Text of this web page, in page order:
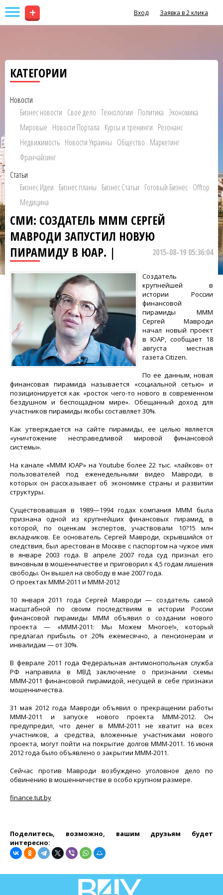
+ Вход Заявка в 2 клика
КАТЕГОРИИ
Новости
Бизнес новости Свое дело Технологии Политика Экономика
Мировые Новости Портала Курсы и тренинги Резонанс
Недвижимость Новости Украины Общество Маркетинг
Франчайзинг
Статьи
Бизнес Идеи Бизнес планы Бизнес Статьи Готовый Бизнес Offtop
Медицина
СМИ: СОЗДАТЕЛЬ МММ СЕРГЕЙ
МАВРОДИ ЗАПУСТИЛ НОВУЮ
ПИРАМИДУ В ЮАР. |
2015-08-19 05:36:04
Создатель
крупнейшей в
истории России
финансовой
пирамиды МММ
Сергей Мавроди
начал новый проект
в ЮАР, сообщает 18
августа местная
газета Citizen.
По ее данным, новая
финансовая пирамида называется «социальной сетью» и
позиционируется как «росток чего-то нового в современном
бездушном и беспощадном мире». Обещанный доход для
участников пирамиды якобы составляет 30%.
Как утверждается на сайте пирамиды, ее целью является
«уничтожение несправедливой мировой финансовой
системы».
На канале «МММ ЮАР» на Youtube более 22 тыс. «лайков» от
пользователей под еженедельными видео Мавроди, в
которых он рассказывает об экономике страны и развитии
структуры.
Существовавшая в 1989—1994 годах компания МММ была
признана одной из крупнейших финансовых пирамид, в
которой, по оценкам экспертов, участвовали 10?15 млн
вкладчиков. Ее основатель Сергей Мавроди, скрывшийся от
следствия, был арестован в Москве с паспортом на чужое имя
в январе 2003 года. В апреле 2007 года суд признал его
виновным в мошенничестве и приговорил к 4,5 годам лишения
свободы. Он вышел на свободу в мае 2007 года.
О проектах МММ-2011 и МММ-2012
10 января 2011 года Сергей Мавроди — создатель самой
масштабной по своим последствиям в истории России
финансовой пирамиды МММ объявил о создании нового
проекта — «МММ-2011: Мы Можем Многое!», который
предлагал прибыль от 20% ежемесячно, а пенсионерам и
инвалидам — от 30%.
В феврале 2011 года Федеральная антимонопольная служба
РФ направила в МВД заключение о признании схемы
МММ-2011 финансовой пирамидой, несущей в себе признаки
мошенничества.
31 мая 2012 года Мавроди объявил о прекращении работы
МММ-2011 и запуске нового проекта МММ-2012. Он
предупредил, что денег в МММ-2011 не хватит на всех
участников, а средства, вложенные участниками нового
проекта, могут пойти на покрытие долгов МММ-2011. 16 июня
2012 года было объявлено о закрытии МММ-2011.
Сейчас против Мавроди возбуждено уголовное дело по
обвинению в мошенничестве в особо крупном размере.
finance.tut.by
Поделитесь, возможно, вашим друзьям будет
интересно: